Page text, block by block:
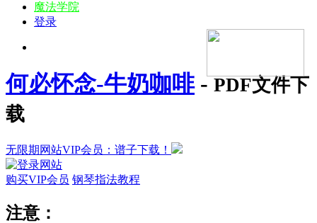
魔法学院
登录
何必怀念-牛奶咖啡-PDF文件下
载
无限期网站VIP会员：谱子下载！
购买VIP会员 钢琴指法教程
注意：